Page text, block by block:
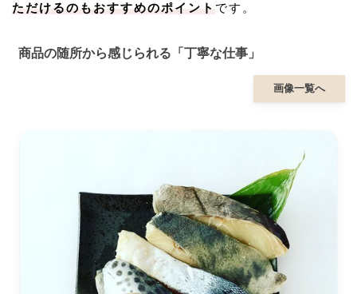
ただけるのもおすすめのポイント です。
商品の随所から感じられる「丁寧な仕事」
画像一覧へ